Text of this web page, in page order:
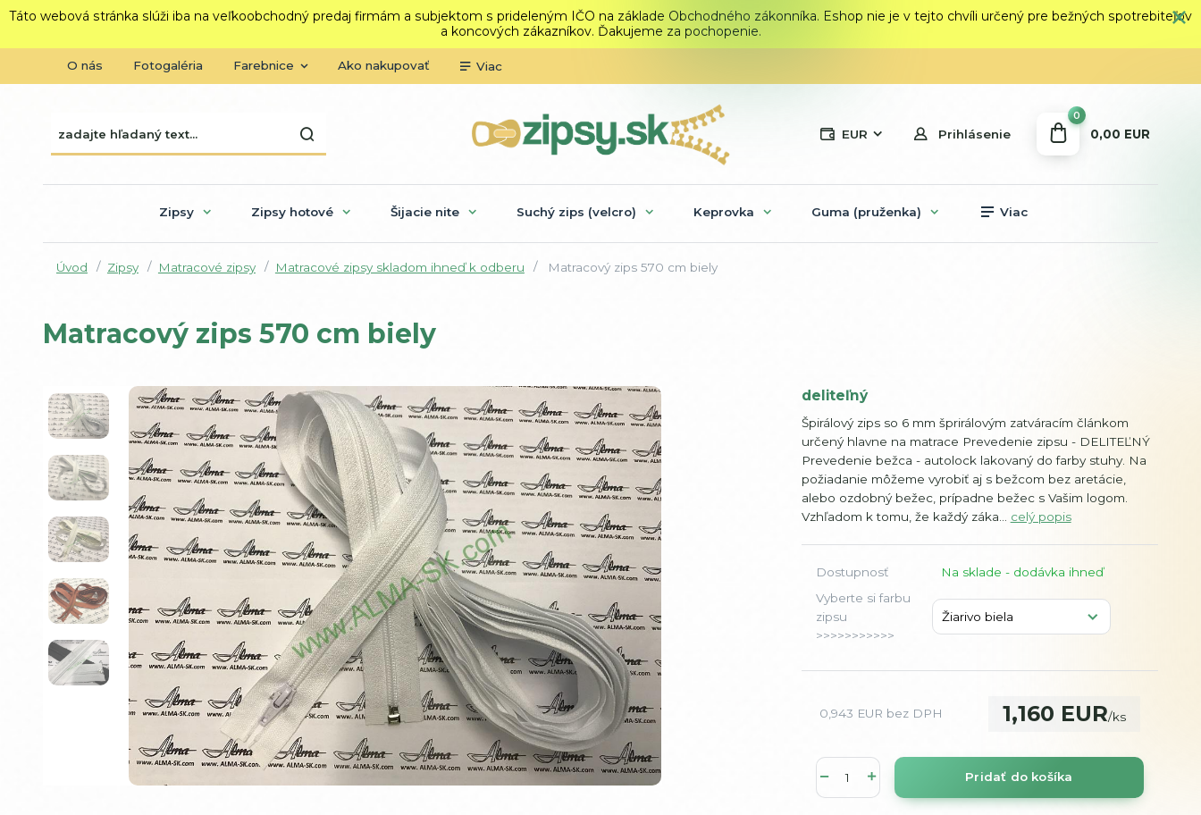
Táto webová stránka slúži iba na veľkoobchodný predaj firmám a subjektom s prideleným IČO na základe Obchodného zákonníka. Eshop nie je v tejto chvíli určený pre bežných spotrebiteľov
a koncových zákazníkov. Ďakujeme za pochopenie.
O nás Fotogaléria Farebnice Ako nakupovať Viac
EUR Prihlásenie
0
0,00 EUR
Zipsy Zipsy hotové Šijacie nite Suchý zips (velcro) Keprovka Guma (pruženka) Viac
Úvod Zipsy Matracové zipsy Matracové zipsy skladom ihneď k odberu Matracový zips 570 cm biely
Matracový zips 570 cm biely
deliteľný
Špirálový zips so 6 mm šprirálovým zatváracím článkom
určený hlavne na matrace Prevedenie zipsu - DELITEĽNÝ
Prevedenie bežca - autolock lakovaný do farby stuhy. Na
požiadanie môžeme vyrobiť aj s bežcom bez aretácie,
alebo ozdobný bežec, prípadne bežec s Vašim logom.
Vzhľadom k tomu, že každý záka... celý popis
Dostupnosť
Na sklade - dodávka ihneď
Vyberte si farbu
zipsu
>>>>>>>>>>>
1,160 EUR/ks
0,943 EUR bez DPH
Pridať do košíka